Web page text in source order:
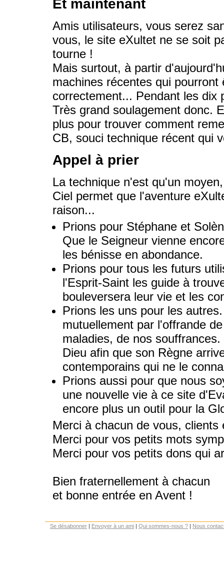
Et maintenant
Amis utilisateurs, vous serez
vous, le site eXultet ne se soit
tourne !
Mais surtout, à partir
machines récentes qui pourront
correctement... Pendant les dix
Très grand soulagement donc.
plus pour trouver comment
CB, souci technique récent qui
Appel à prier
La technique n'est qu'un
Ciel permet que l'aventure
raison...
Prions pour Stéphane et
Que le Seigneur vienne
les bénisse en abondance.
Prions pour tous les futurs
l'Esprit-Saint les guide à
bouleversera leur vie et les
Prions les uns pour les
mutuellement par l'offrande
maladies, de nos
Dieu afin que son Règne
contemporains qui ne le
Prions aussi pour que nous
une nouvelle vie à ce site
encore plus un outil pour la
Merci à chacun de vous,
Merci pour vos petits mots
Merci pour vos petits dons qui
Bien fraternellement à chacun
et bonne entrée en Avent !
Se désabonner | Envoyer à un ami | Qui sommes-nous ? | Nous